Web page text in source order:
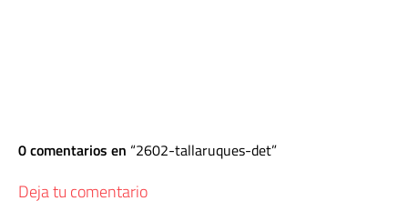
0 comentarios en 2602-tallaruques-det
Deja tu comentario